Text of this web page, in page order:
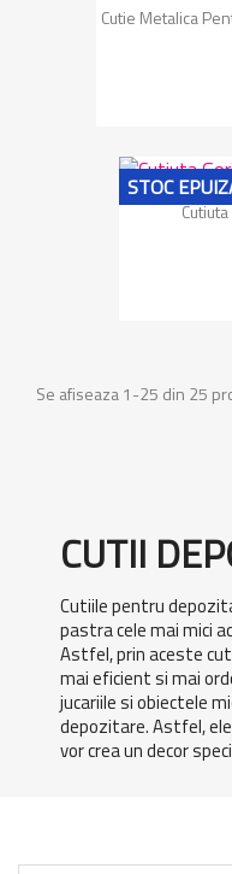
Cutie Metalica
STOC
Se afiseaza 1-25 din 25
CUTII
Cutiile pentru
pastra cele mai mici
Astfel, prin aceste
mai eficient si mai
jucariile si obiectele
depozitare. Astfel,
vor crea un decor